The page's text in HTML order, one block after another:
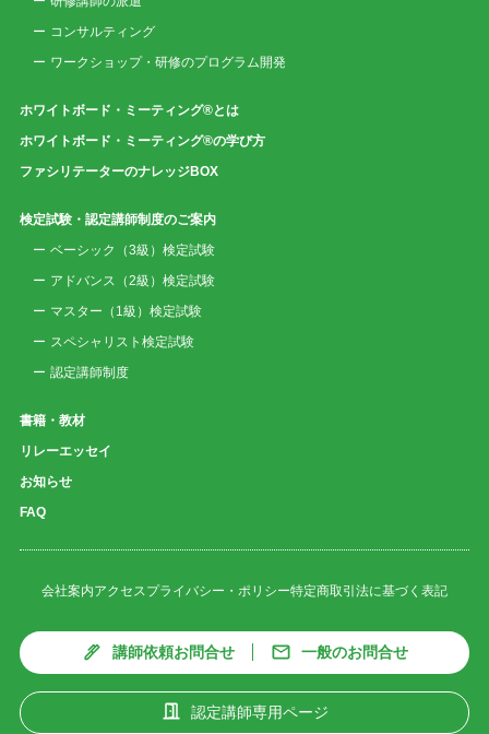
コンサルティング
ワークショップ・研修のプログラム開発
ホワイトボード・ミーティング®とは
ホワイトボード・ミーティング®の学び方
ファシリテーターのナレッジBOX
検定試験・認定講師制度のご案内
ベーシック（3級）検定試験
アドバンス（2級）検定試験
マスター（1級）検定試験
スペシャリスト検定試験
認定講師制度
書籍・教材
リレーエッセイ
お知らせ
FAQ
会社案内アクセス プライバシー・ポリシー特定商取引法に基づく表記
講師依頼お問合せ 一般のお問合せ
認定講師専用ページ